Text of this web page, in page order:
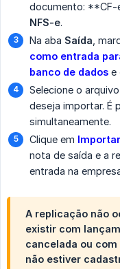
documento: **CF-
NFS-e.
Na aba Saída ,
como entrada
banco de dados e
Selecione o
deseja importar. É
simultaneamente.
Clique em Importar
nota de saída e a
entrada na
A replicação não
existir com
cancelada ou
não estiver